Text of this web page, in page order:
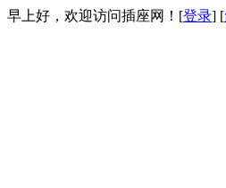
早上好，欢迎访问插座网！[登录] [